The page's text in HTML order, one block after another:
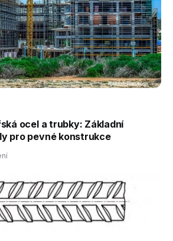
ocel a trubky: Základní
pro pevné konstrukce